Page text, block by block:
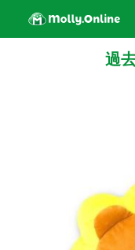
過